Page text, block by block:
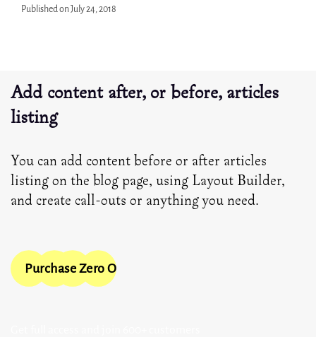
Published on July 24, 2018
Add content after, or before, articles
listing
You can add content before or after articles
listing on the blog page, using Layout Builder,
and create call-outs or anything you need.
Purchase Zero One